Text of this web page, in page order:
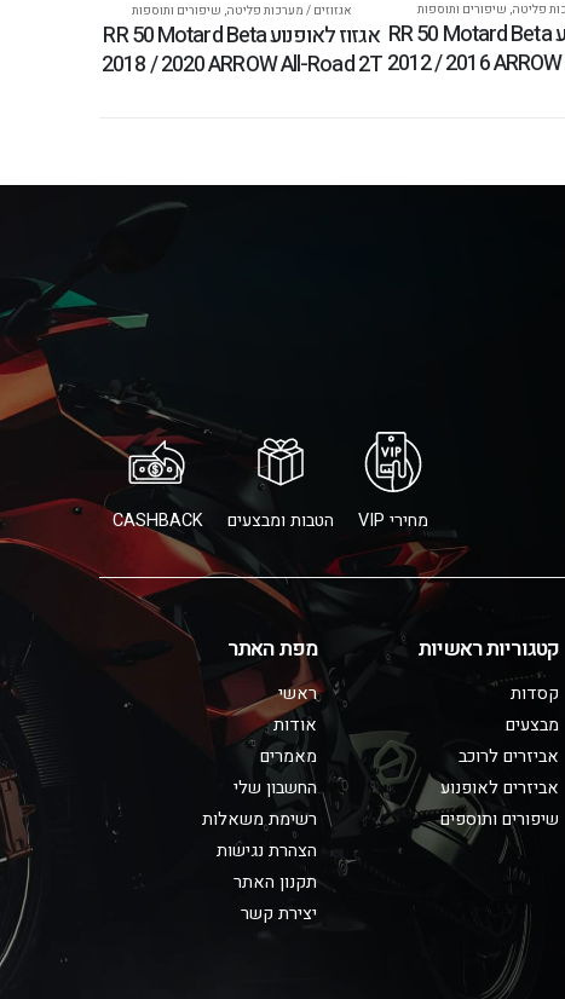
פליטה, שיפורים ותוספות
אגזוז לאופנוע RR 50 Motard Beta
2012 / 2016
אגזוזים / מערכות פליטה, שיפורים ותוספות
אגזוז לאופנוע RR 50 Motard Beta
2018 / 2020 ARROW All-Road 2T
מחירי VIP הטבות ומבצעים CASHBACK
קטגוריות ראשיות
קסדות
מבצעים
אביזרים לרוכב
אביזרים לאופנוע
שיפורים ותוספים
מפת האתר
ראשי
אודות
מאמרים
החשבון שלי
רשימת משאלות
הצהרת נגישות
תקנון האתר
יצירת קשר